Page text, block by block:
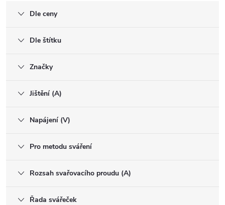
Dle ceny
Dle štítku
Značky
Jištění (A)
Napájení (V)
Pro metodu sváření
Rozsah svařovacího proudu (A)
Řada svářeček